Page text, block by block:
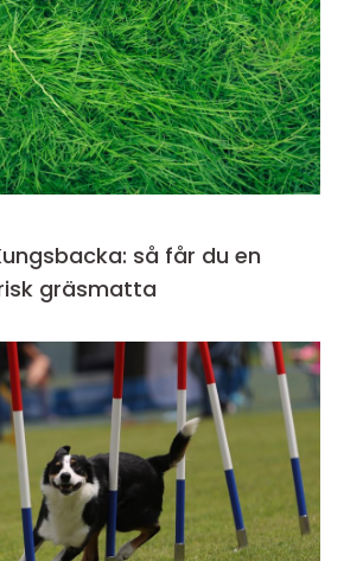
så får du en
gräsmatta